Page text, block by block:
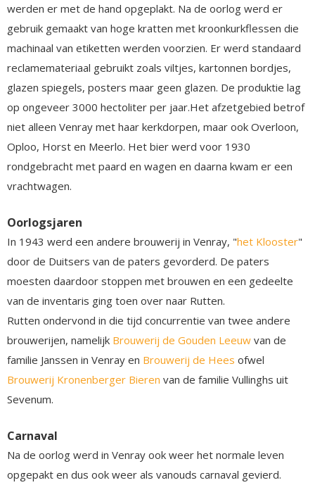
werden er met de hand opgeplakt. Na de oorlog werd er
gebruik gemaakt van hoge kratten met kroonkurkflessen die
machinaal van etiketten werden voorzien. Er werd standaard
reclamemateriaal gebruikt zoals viltjes, kartonnen bordjes,
glazen spiegels, posters maar geen glazen. De produktie lag
op ongeveer 3000 hectoliter per jaar.Het afzetgebied betrof
niet alleen Venray met haar kerkdorpen, maar ook Overloon,
Oploo, Horst en Meerlo. Het bier werd voor 1930
rondgebracht met paard en wagen en daarna kwam er een
vrachtwagen.
Oorlogsjaren
In 1943 werd een andere brouwerij in Venray, "het Klooster"
door de Duitsers van de paters gevorderd. De paters
moesten daardoor stoppen met brouwen en een gedeelte
van de inventaris ging toen over naar Rutten.
Rutten ondervond in die tijd concurrentie van twee andere
brouwerijen, namelijk Brouwerij de Gouden Leeuw van de
familie Janssen in Venray en Brouwerij de Hees ofwel
Brouwerij Kronenberger Bieren van de familie Vullinghs uit
Sevenum.
Carnaval
Na de oorlog werd in Venray ook weer het normale leven
opgepakt en dus ook weer als vanouds carnaval gevierd.